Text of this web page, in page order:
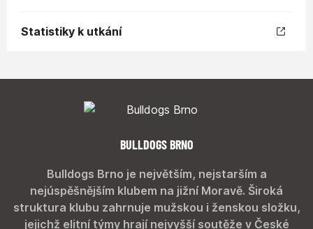
Statistiky k utkání
BULLDOGS BRNO
Bulldogs Brno je největším, nejstarším a
nejúspěšnějším klubem na jižní Moravě. Široká
struktura klubu zahrnuje mužskou i ženskou složku,
jejichž elitní týmy hrají nejvyšší soutěže v České